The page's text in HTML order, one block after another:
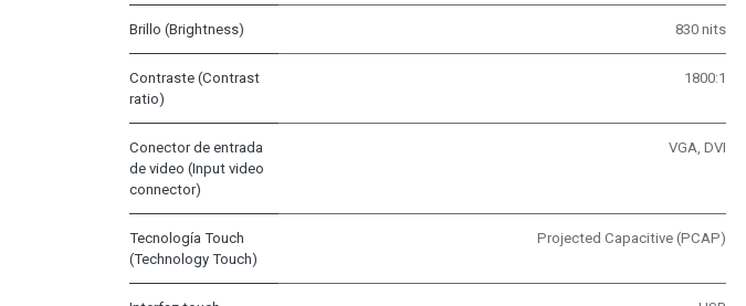
Brillo (Brightness) 830 nits
Contraste (Contrast
ratio)
1800:1
Conector de entrada
de video (Input video
connector)
VGA, DVI
Tecnología Touch
(Technology Touch)
Projected Capacitive (PCAP)